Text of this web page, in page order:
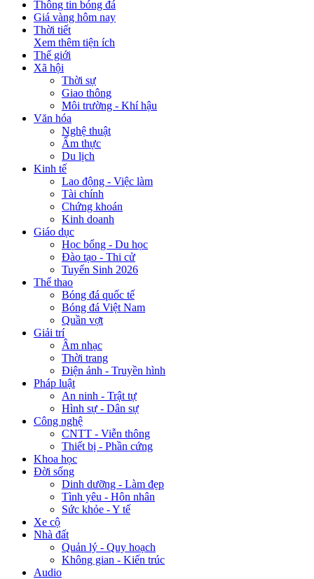
Thông tin bóng đá
Giá vàng hôm nay
Thời tiết
Xem thêm tiện ích
Thế giới
Xã hội
Thời sự
Giao thông
Môi trường - Khí hậu
Văn hóa
Nghệ thuật
Ẩm thực
Du lịch
Kinh tế
Lao động - Việc làm
Tài chính
Chứng khoán
Kinh doanh
Giáo dục
Học bổng - Du học
Đào tạo - Thi cử
Tuyển Sinh 2026
Thể thao
Bóng đá quốc tế
Bóng đá Việt Nam
Quần vợt
Giải trí
Âm nhạc
Thời trang
Điện ảnh - Truyền hình
Pháp luật
An ninh - Trật tự
Hình sự - Dân sự
Công nghệ
CNTT - Viễn thông
Thiết bị - Phần cứng
Khoa học
Đời sống
Dinh dưỡng - Làm đẹp
Tình yêu - Hôn nhân
Sức khỏe - Y tế
Xe cộ
Nhà đất
Quản lý - Quy hoạch
Không gian - Kiến trúc
Audio